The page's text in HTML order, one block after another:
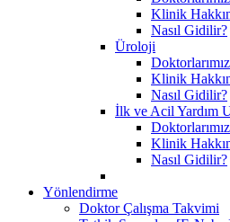
Klinik
Nasıl Gidilir?
Üroloji
Doktorlarımız
Klinik
Nasıl Gidilir?
İlk ve Acil Yardım
Doktorlarımız
Klinik
Nasıl Gidilir?
Yönlendirme
Doktor Çalışma Takvimi